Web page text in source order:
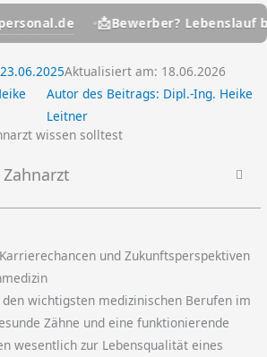
📩Bewerber? Lebenslauf bitte
23.06.2025Aktualisiert am: 18.06.2026
Autor des Beitrags: Dipl.-Ing. Heike
Leitner
wissen solltest
und Zukunftsperspektiven
den wichtigsten medizinischen Berufen im
Zähne und eine funktionierende
wesentlich zur Lebensqualität eines